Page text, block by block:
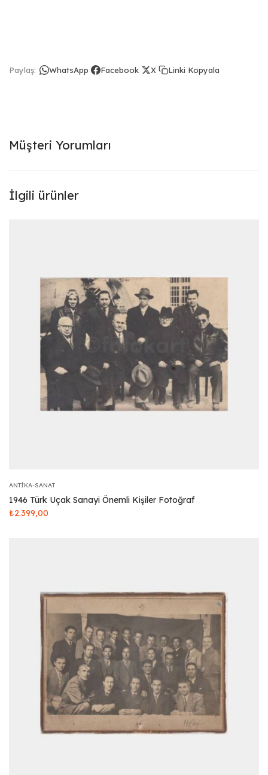
Paylaş: WhatsApp Facebook X Linki Kopyala
Müşteri Yorumları
İlgili ürünler
ANTIKA-SANAT
1946 Türk Uçak Sanayi Önemli Kişiler Fotoğraf
₺2.399,00